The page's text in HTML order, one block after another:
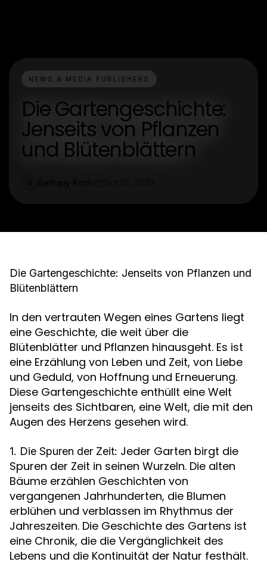
NEWS & MEDIA PUBLISHERS
Die Gartengeschichte:
Jenseits von Pflanzen
und Blütenblättern
Die Gartengeschichte: Jenseits von Pflanzen und
Blütenblättern
In den vertrauten Wegen eines Gartens liegt
eine Geschichte, die weit über die
Blütenblätter und Pflanzen hinausgeht. Es ist
eine Erzählung von Leben und Zeit, von Liebe
und Geduld, von Hoffnung und Erneuerung.
Diese Gartengeschichte enthüllt eine Welt
jenseits des Sichtbaren, eine Welt, die mit den
Augen des Herzens gesehen wird.
1. Die Spuren der Zeit: Jeder Garten birgt die
Spuren der Zeit in seinen Wurzeln. Die alten
Bäume erzählen Geschichten von
vergangenen Jahrhunderten, die Blumen
erblühen und verblassen im Rhythmus der
Jahreszeiten. Die Geschichte des Gartens ist
eine Chronik, die die Vergänglichkeit des
Lebens und die Kontinuität der Natur festhält.